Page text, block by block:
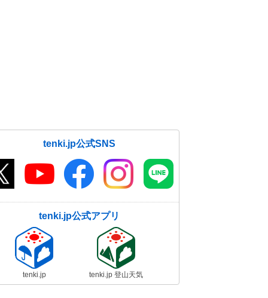
tenki.jp公式SNS
tenki.jp公式アプリ
tenki.jp tenki.jp 登山天気